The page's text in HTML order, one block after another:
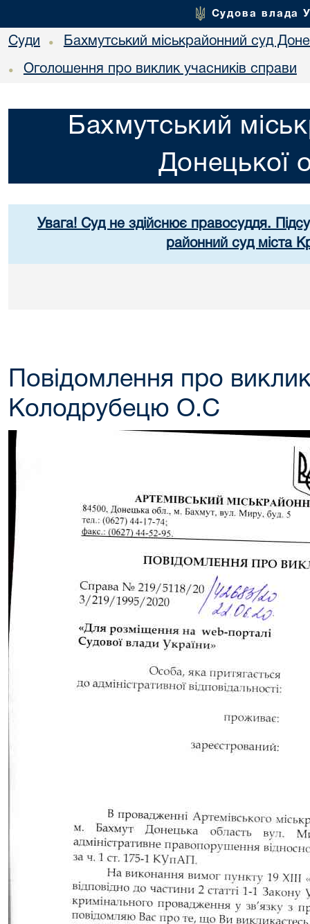
Судова влада
Суди • Бахмутський міськрайонний суд
• Оголошення про виклик учасників справи
Бахмутський
Донецької
Увага! Суд не здійснює правосуддя.
районний суд міста
Повідомлення про
Колодрубецю О.С